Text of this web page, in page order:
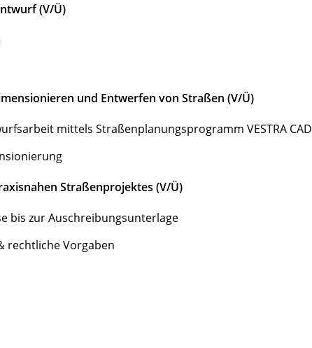
(V/Ü)
und Entwerfen von Straßen (V/Ü)
mittels Straßenplanungsprogramm VESTRA CAD
Straßenprojektes (V/Ü)
bis zur Auschreibungsunterlage
rechtliche Vorgaben